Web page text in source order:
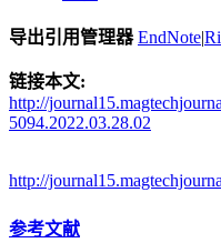
导出引用管理器 EndNote|
链接本文:
http://
5094.2022.03.28.02
http://
参考文献